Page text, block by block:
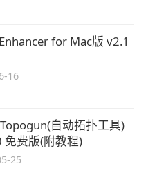
for Mac版 v2.1
16
自动拓扑工具)
费版(附教程)
25